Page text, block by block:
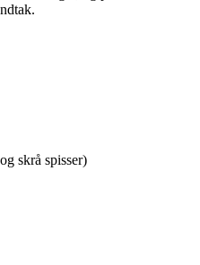
skrå spisser)